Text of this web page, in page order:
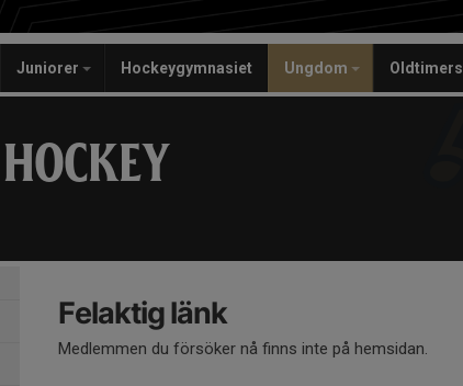
Juniorer Hockeygymnasiet Ungdom Oldtimers
Felaktig länk
Medlemmen du försöker nå finns inte på hemsidan.